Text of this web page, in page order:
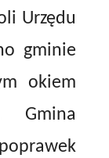
Urzędu
gminie
okiem
Gmina